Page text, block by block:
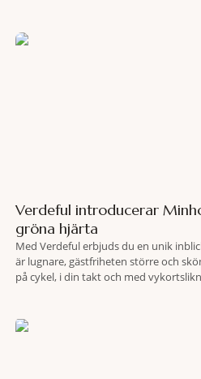
Verdeful introducerar
gröna hjärta
Med Verdeful erbjuds du en unik
är lugnare, gästfriheten större och
på cykel, i din takt och med
travel när det